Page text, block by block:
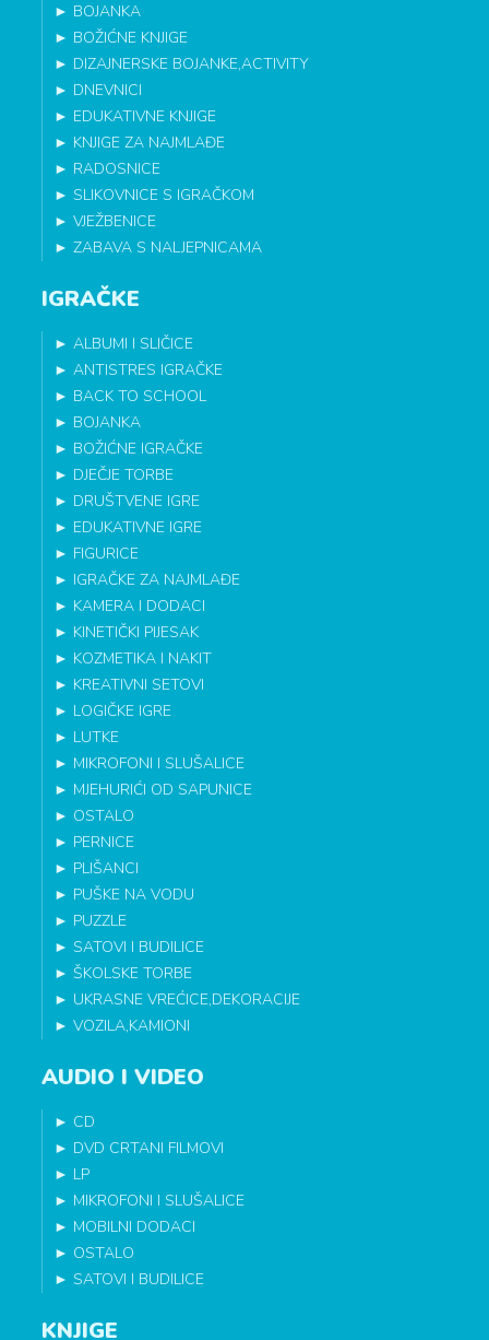
► BOJANKA
► BOŽIĆNE KNJIGE
► DIZAJNERSKE BOJANKE,ACTIVITY
► DNEVNICI
► EDUKATIVNE KNJIGE
► KNJIGE ZA NAJMLAĐE
► RADOSNICE
►SLIKOVNICE S IGRAČKOM
►VJEŽBENICE
►ZABAVA S NALJEPNICAMA
IGRAČKE
►ALBUMI I SLIČICE
►ANTISTRES IGRAČKE
► BACK TO SCHOOL
► BOJANKA
► BOŽIĆNE IGRAČKE
► DJEČJE TORBE
► DRUŠTVENE IGRE
► EDUKATIVNE IGRE
► FIGURICE
► IGRAČKE ZA NAJMLAĐE
► KAMERA I DODACI
► KINETIČKI PIJESAK
► KOZMETIKA I NAKIT
► KREATIVNI SETOVI
► LOGIČKE IGRE
► LUTKE
► MIKROFONI I SLUŠALICE
► MJEHURIĆI OD SAPUNICE
► OSTALO
► PERNICE
► PLIŠANCI
► PUŠKE NA VODU
► PUZZLE
►SATOVI I BUDILICE
►ŠKOLSKE TORBE
► UKRASNE VREĆICE,DEKORACIJE
►VOZILA,KAMIONI
AUDIO I VIDEO
► CD
► DVD CRTANI FILMOVI
► LP
► MIKROFONI I SLUŠALICE
► MOBILNI DODACI
► OSTALO
►SATOVI I BUDILICE
KNJIGE